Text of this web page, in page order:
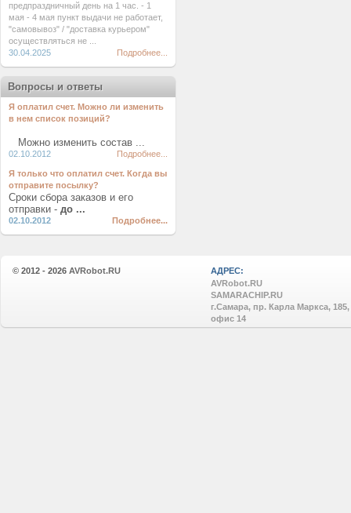
предпраздничный день на 1 час. - 1
мая - 4 мая пункт выдачи не работает,
"самовывоз" / "доставка курьером"
осуществляться не ...
30.04.2025
Подробнее...
Вопросы и ответы
Я оплатил счет. Можно ли изменить
в нем список позиций?
Можно изменить состав ...
02.10.2012 Подробнее...
Я только что оплатил счет. Когда вы
отправите посылку?
Сроки сбора заказов и его
отправки - до ...
02.10.2012 Подробнее...
© 2012 - 2026 AVRobot.RU
АДРЕС:
AVRobot.RU
SAMARACHIP.RU
г.Самара, пр. Карла Маркса, 185,
офис 14